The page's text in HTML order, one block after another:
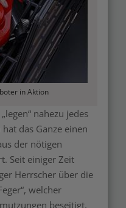
in Aktion
nahezu jedes
das Ganze einen
der nötigen
Seit einiger Zeit
Herrscher über die
welcher
beseitigt,